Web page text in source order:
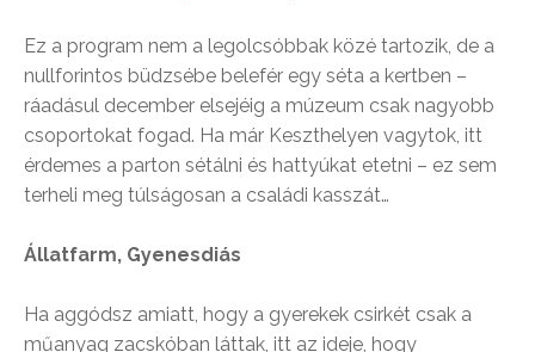
Ez a program nem a legolcsóbbak közé tartozik, de a
nullforintos büdzsébe belefér egy séta a kertben –
ráadásul december elsejéig a múzeum csak nagyobb
csoportokat fogad. Ha már Keszthelyen vagytok, itt
érdemes a parton sétálni és hattyúkat etetni – ez sem
terheli meg túlságosan a családi kasszát…
Állatfarm, Gyenesdiás
Ha aggódsz amiatt, hogy a gyerekek csirkét csak a
műanyag zacskóban láttak, itt az ideje, hogy